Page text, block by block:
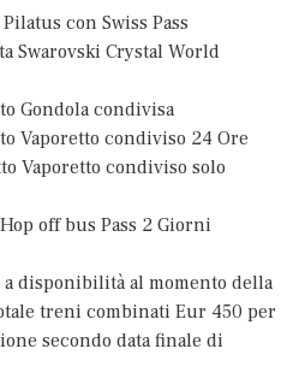
con Swiss Pass
Swarovski Crystal World
Gondola condivisa
Vaporetto condiviso 24 Ore
Vaporetto condiviso solo
off bus Pass 2 Giorni
a disponibilità al momento della
treni combinati Eur 450 per
secondo data finale di